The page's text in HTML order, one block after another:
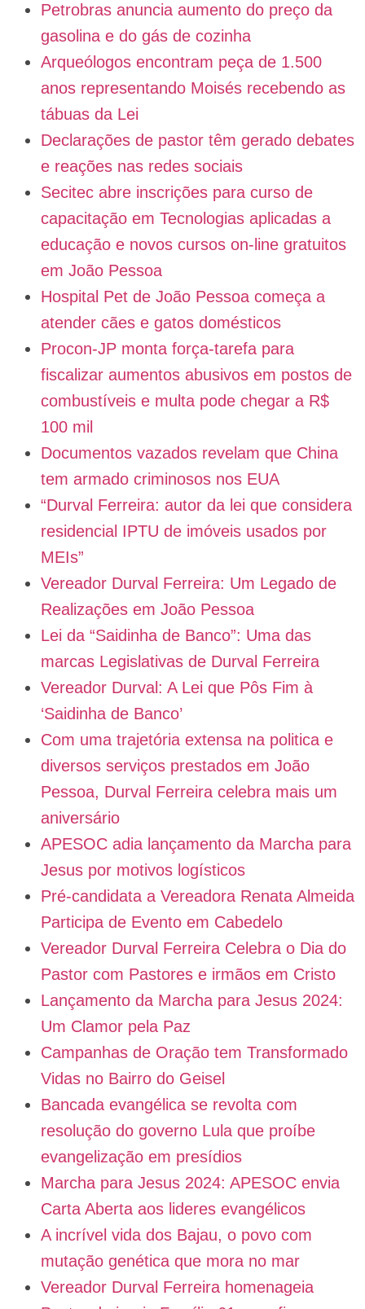
Petrobras anuncia aumento do preço da
gasolina e do gás de cozinha
Arqueólogos encontram peça de 1.500
anos representando Moisés recebendo as
tábuas da Lei
Declarações de pastor têm gerado debates
e reações nas redes sociais
Secitec abre inscrições para curso de
capacitação em Tecnologias aplicadas a
educação e novos cursos on-line gratuitos
em João Pessoa
Hospital Pet de João Pessoa começa a
atender cães e gatos domésticos
Procon-JP monta força-tarefa para
fiscalizar aumentos abusivos em postos de
combustíveis e multa pode chegar a R$
100 mil
Documentos vazados revelam que China
tem armado criminosos nos EUA
“Durval Ferreira: autor da lei que considera
residencial IPTU de imóveis usados por
MEIs”
Vereador Durval Ferreira: Um Legado de
Realizações em João Pessoa
Lei da “Saidinha de Banco”: Uma das
marcas Legislativas de Durval Ferreira
Vereador Durval: A Lei que Pôs Fim à
‘Saidinha de Banco’
Com uma trajetória extensa na politica e
diversos serviços prestados em João
Pessoa, Durval Ferreira celebra mais um
aniversário
APESOC adia lançamento da Marcha para
Jesus por motivos logísticos
Pré-candidata a Vereadora Renata Almeida
Participa de Evento em Cabedelo
Vereador Durval Ferreira Celebra o Dia do
Pastor com Pastores e irmãos em Cristo
Lançamento da Marcha para Jesus 2024:
Um Clamor pela Paz
Campanhas de Oração tem Transformado
Vidas no Bairro do Geisel
Bancada evangélica se revolta com
resolução do governo Lula que proíbe
evangelização em presídios
Marcha para Jesus 2024: APESOC envia
Carta Aberta aos lideres evangélicos
A incrível vida dos Bajau, o povo com
mutação genética que mora no mar
Vereador Durval Ferreira homenageia